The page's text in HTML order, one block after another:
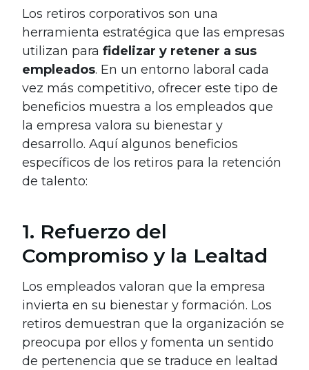
Los retiros corporativos son una
herramienta estratégica que las empresas
utilizan para fidelizar y retener a sus
empleados. En un entorno laboral cada
vez más competitivo, ofrecer este tipo de
beneficios muestra a los empleados que
la empresa valora su bienestar y
desarrollo. Aquí algunos beneficios
específicos de los retiros para la retención
de talento:
1. Refuerzo del
Compromiso y la Lealtad
Los empleados valoran que la empresa
invierta en su bienestar y formación. Los
retiros demuestran que la organización se
preocupa por ellos y fomenta un sentido
de pertenencia que se traduce en lealtad